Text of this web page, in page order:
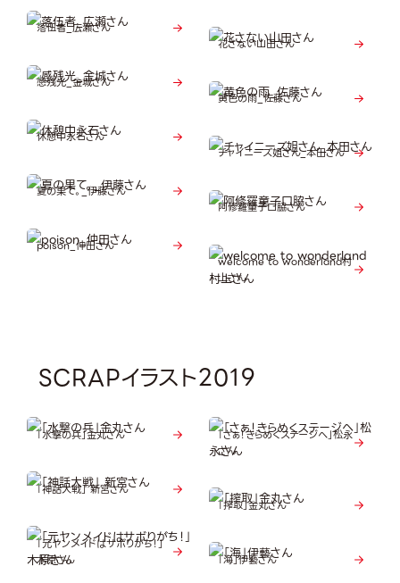
落伍者_広瀬さん
花さない山田さん
感残光_金城さん
黄色の雨_佐藤さん
休憩中永石さん
チャイニーズ姐さん_本田さん
夏の果て。_伊藤さん
阿修羅童子口脇さん
poison_仲田さん
welcome to wonderland村
上さん
SCRAPイラスト2019
「水撃の兵」金丸さん
「さぁ！きらめくステージへ」松永
さん
「神話大戦」 新宮さん
「搾取」金丸さん
「元ヤンメイドはサボりがち！」
木原さん
「海」伊藝さん